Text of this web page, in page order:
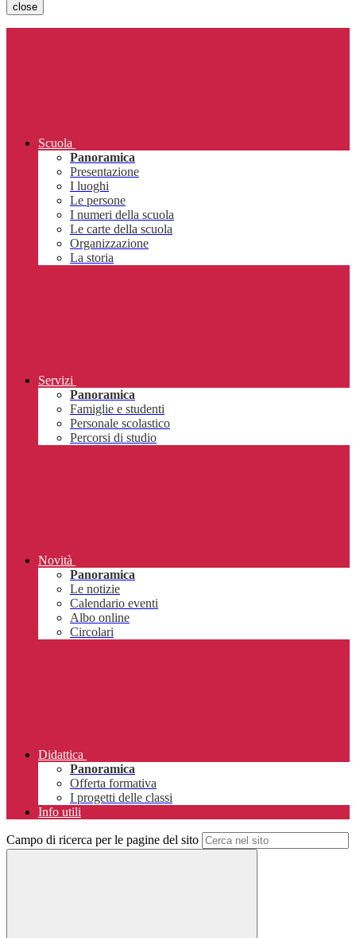
close
Scuola
Panoramica
Presentazione
I luoghi
Le persone
I numeri della scuola
Le carte della scuola
Organizzazione
La storia
Servizi
Panoramica
Famiglie e studenti
Personale scolastico
Percorsi di studio
Novità
Panoramica
Le notizie
Calendario eventi
Albo online
Circolari
Didattica
Panoramica
Offerta formativa
I progetti delle classi
Info utili
Campo di ricerca per le pagine del sito